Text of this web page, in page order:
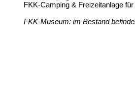
FKK-Camping & Freizeitanlage
FKK-Museum: im Bestand